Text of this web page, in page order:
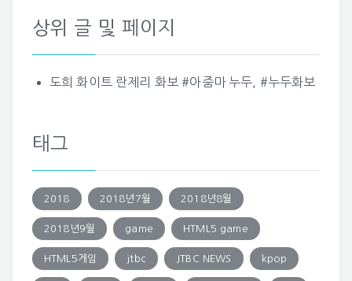
상위 글 및 페이지
도희 화이트 란제리 화보 #아줌마 누두, #누두화보
태그
2018 2018년7월 2018년8월
2018년9월 game HTML5 game
HTML5게임 jtbc JTBC NEWS kpop